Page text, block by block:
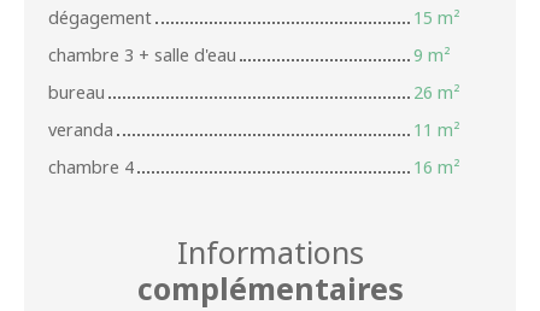
dégagement
15 m²
chambre 3 + salle d'eau
9 m²
bureau
26 m²
veranda
11 m²
chambre 4
16 m²
Informations
complémentaires